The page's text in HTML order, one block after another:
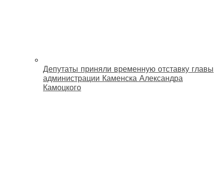
Депутаты приняли временную отставку главы
администрации Каменска Александра
Камоцкого